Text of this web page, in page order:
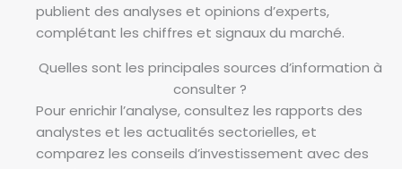
publient des analyses et opinions d’experts,
complétant les chiffres et signaux du marché.
Quelles sont les principales sources d’information à
consulter ?
Pour enrichir l’analyse, consultez les rapports des
analystes et les actualités sectorielles, et
comparez les conseils d’investissement avec des